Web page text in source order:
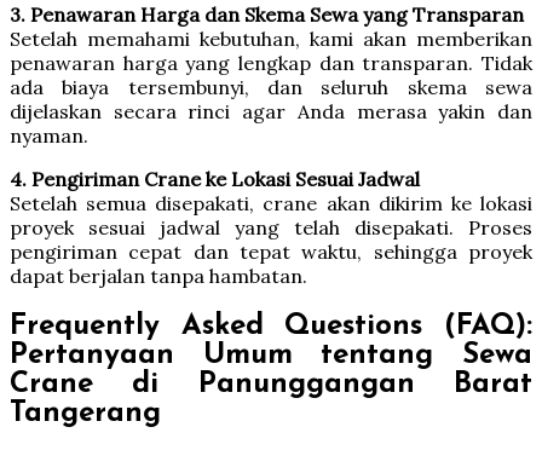
3. Penawaran Harga dan Skema Sewa yang Transparan
Setelah memahami kebutuhan, kami akan memberikan
penawaran harga yang lengkap dan transparan. Tidak
ada biaya tersembunyi, dan seluruh skema sewa
dijelaskan secara rinci agar Anda merasa yakin dan
nyaman.
4. Pengiriman Crane ke Lokasi Sesuai Jadwal
Setelah semua disepakati, crane akan dikirim ke lokasi
proyek sesuai jadwal yang telah disepakati. Proses
pengiriman cepat dan tepat waktu, sehingga proyek
dapat berjalan tanpa hambatan.
Frequently Asked Questions (FAQ):
Pertanyaan Umum tentang Sewa
Crane di Panunggangan Barat
Tangerang